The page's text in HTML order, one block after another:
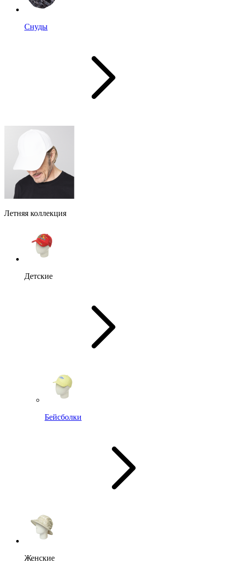
Снуды
Летняя коллекция
Детские
Бейсболки
Женские